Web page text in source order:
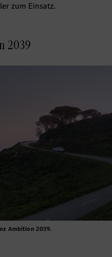
zum Einsatz.
2039
Ambition 2039.